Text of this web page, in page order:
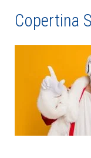
Copertina